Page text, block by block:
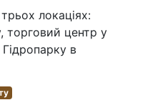
локаціях:
торговий центр у
Гідропарку в